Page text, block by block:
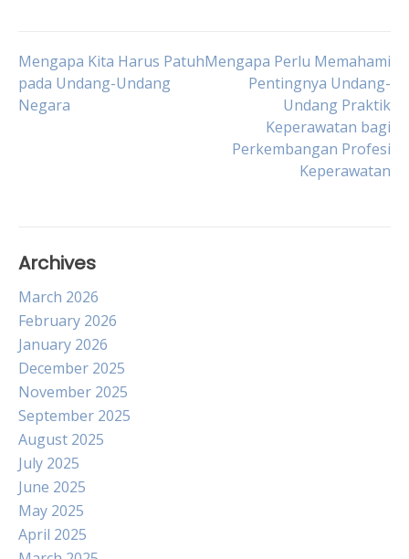
Post
navigation
Mengapa Kita Harus Patuh
pada Undang-Undang
Negara
Mengapa Perlu Memahami
Pentingnya Undang-
Undang Praktik
Keperawatan bagi
Perkembangan Profesi
Keperawatan
Archives
March 2026
February 2026
January 2026
December 2025
November 2025
September 2025
August 2025
July 2025
June 2025
May 2025
April 2025